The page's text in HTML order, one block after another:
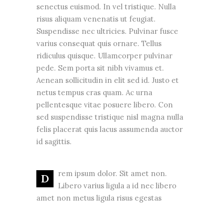
senectus euismod. In vel tristique. Nulla
risus aliquam venenatis ut feugiat.
Suspendisse nec ultricies. Pulvinar fusce
varius consequat quis ornare. Tellus
ridiculus quisque. Ullamcorper pulvinar
pede. Sem porta sit nibh vivamus et.
Aenean sollicitudin in elit sed id. Justo et
netus tempus cras quam. Ac urna
pellentesque vitae posuere libero. Con
sed suspendisse tristique nisl magna nulla
felis placerat quis lacus assumenda auctor
id sagittis.
D
rem ipsum dolor. Sit amet non.
Libero varius ligula a id nec libero
amet non metus ligula risus egestas